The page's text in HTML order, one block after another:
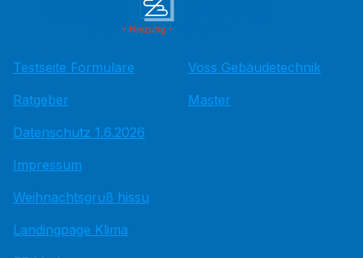
Testseite Formulare
Ratgeber
Datenschutz 1.6.2026
Impressum
Weihnachtsgruß hissu
Landingpage Klima
Voss Gebäudetechnik
Master